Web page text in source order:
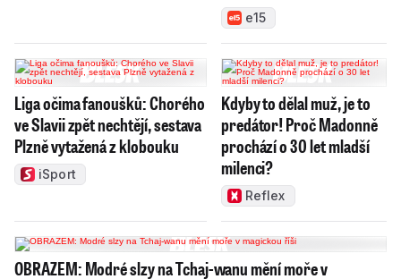
technologií, chce výrobky
prosadit v NATO
e15
Liga očima fanoušků: Chorého
ve Slavii zpět nechtějí, sestava
Plzně vytažená z klobouku
iSport
Kdyby to dělal muž, je to
predátor! Proč Madonně
prochází o 30 let mladší
milenci?
Reflex
OBRAZEM: Modré slzy na Tchaj-wanu mění moře v